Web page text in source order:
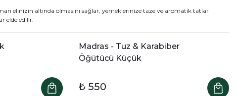
elinizin altında olmasını sağlar, yemeklerinize taze ve aromatik tatlar
elde edilir.
Madras - Tuz & Karabiber
Öğütücü Küçük
₺ 550